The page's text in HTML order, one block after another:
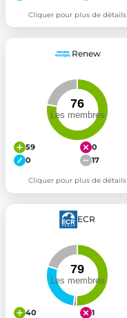
Cliquer pour plus de détails
Renew
59
0
0
17
Cliquer pour plus de détails
ECR
40
1